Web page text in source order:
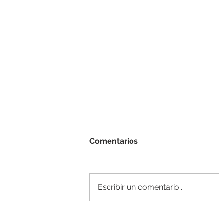
Comentarios
Escribir un comentario...